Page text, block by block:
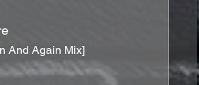
And Again Mix]